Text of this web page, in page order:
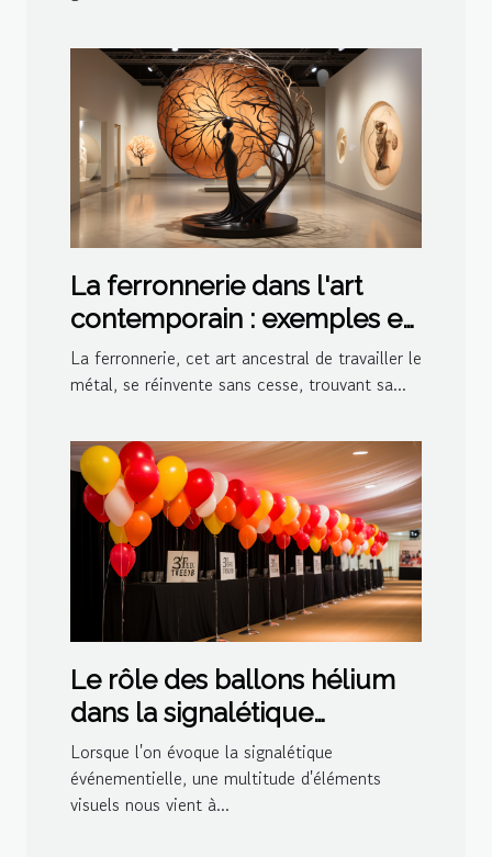
La ferronnerie dans l'art
contemporain : exemples et
inspirations
La ferronnerie, cet art ancestral de travailler le
métal, se réinvente sans cesse, trouvant sa...
Le rôle des ballons hélium
dans la signalétique
événementielle
Lorsque l'on évoque la signalétique
événementielle, une multitude d'éléments
visuels nous vient à...